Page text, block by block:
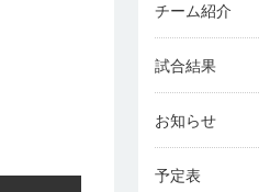
チーム紹介
試合結果
お知らせ
予定表